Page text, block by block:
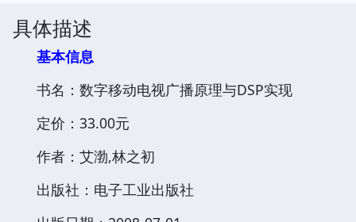
具体描述
基本信息
书名：数字移动电视广播原理与DSP实现
定价：33.00元
作者：艾渤,林之初
出版社：电子工业出版社